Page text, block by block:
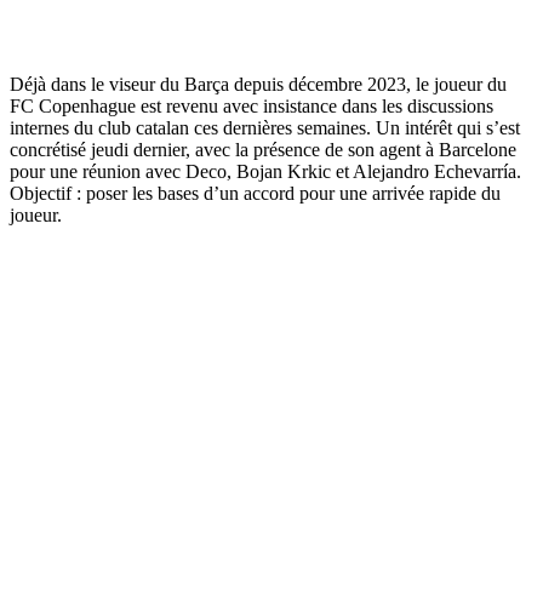
Déjà dans le viseur du Barça depuis décembre 2023, le joueur du
FC Copenhague est revenu avec insistance dans les discussions
internes du club catalan ces dernières semaines. Un intérêt qui s’est
concrétisé jeudi dernier, avec la présence de son agent à Barcelone
pour une réunion avec Deco, Bojan Krkic et Alejandro Echevarría.
Objectif : poser les bases d’un accord pour une arrivée rapide du
joueur.